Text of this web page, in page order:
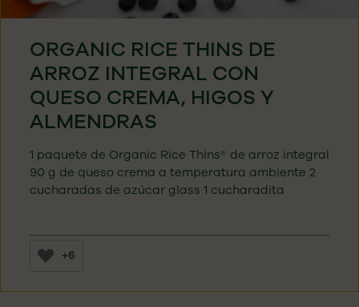
ORGANIC RICE THINS DE
ARROZ INTEGRAL CON
QUESO CREMA, HIGOS Y
ALMENDRAS
1 paquete de Organic Rice Thins® de arroz integral
90 g de queso crema a temperatura ambiente 2
cucharadas de azúcar glass 1 cucharadita
+6